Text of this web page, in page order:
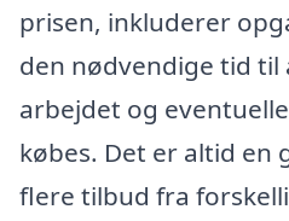
prisen, inkluderer
den nødvendige tid
arbejdet og
købes. Det er altid en
flere tilbud fra